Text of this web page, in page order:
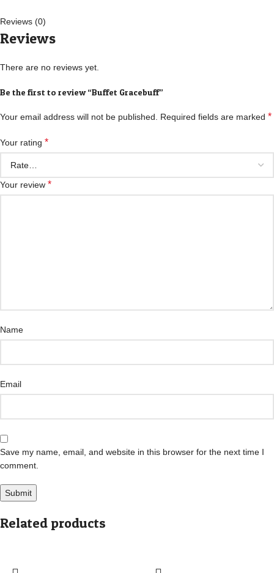
Reviews (0)
Reviews
There are no reviews yet.
Be the first to review “Buffet Gracebuff”
Your email address will not be published. Required fields are marked *
Your rating *
Your review *
Name
Email
Save my name, email, and website in this browser for the next time I
comment.
Related products